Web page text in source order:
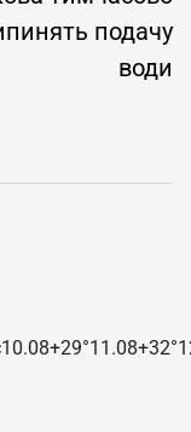
подачу
води
10.08+29°11.08+32°